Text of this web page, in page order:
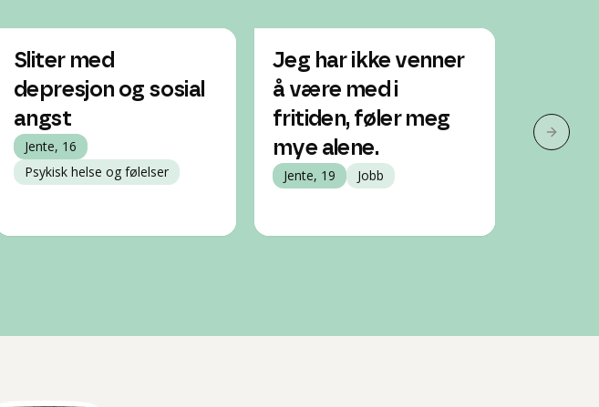
Sliter med
depresjon og sosial
angst
Jente, 16
Psykisk helse og følelser
Jeg har ikke venner
å være med i
fritiden, føler meg
mye alene.
Jente, 19 Jobb
Jente, 19
Neste